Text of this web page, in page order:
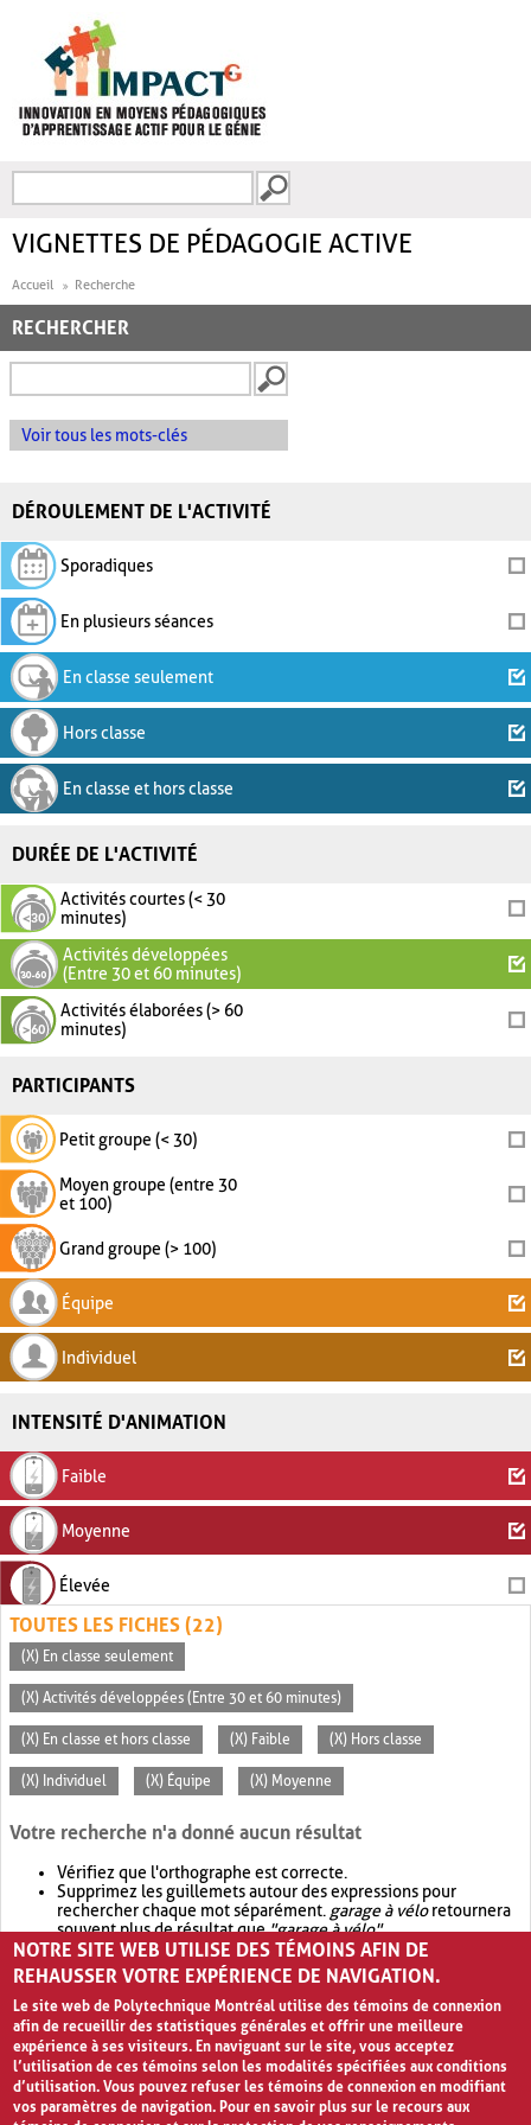
FORMULAIRE DE
VIGNETTES DE PÉDAGOGIE ACTIVE
Accueil Recherche
RECHERCHER
Voir tous les mots-clés
DÉROULEMENT DE L'ACTIVITÉ
Sporadiques
En plusieurs séances
En classe seulement
Hors classe
En classe et hors classe
DURÉE DE L'ACTIVITÉ
Activités courtes (< 30
minutes)
Activités développées
(Entre 30 et 60 minutes)
Activités élaborées (> 60
minutes)
PARTICIPANTS
Petit groupe (< 30)
Moyen groupe (entre 30
et 100)
Grand groupe (> 100)
Équipe
Individuel
INTENSITÉ D'ANIMATION
Faible
Moyenne
Élevée
TOUTES LES FICHES (22)
(X) En classe seulement
(X) Activités développées (Entre 30 et 60 minutes)
(X) En classe et hors classe (X) Faible (X) Hors classe
(X) Individuel (X) Équipe (X) Moyenne
Votre recherche n'a donné aucun résultat
Vérifiez que l'orthographe est correcte.
Supprimez les guillemets autour des expressions pour
rechercher chaque mot séparément. garage à véloretournera
souvent plus de résultat que"garage à vélo".
Envisagez d'élargir votre recherche avec OR.garage OR vélo
retournera souvent plus de résultat quegarage à vélo
NOTRE SITE WEB UTILISE DES TÉMOINS AFIN DE
REHAUSSER VOTRE EXPÉRIENCE DE NAVIGATION.
Le site web de Polytechnique Montréal utilise des témoins de connexion
afin de recueillir des statistiques générales et offrir une meilleure
expérience à ses visiteurs. En naviguant sur le site, vous acceptez
l’utilisation de ces témoins selon les modalités spécifiées aux conditions
d’utilisation. Vous pouvez refuser les témoins de connexion en modifiant
vos paramètres de navigation. Pour en savoir plus sur le recours aux